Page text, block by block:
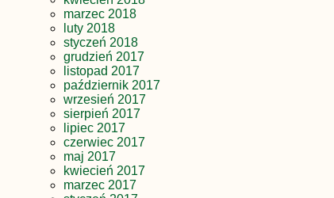
marzec 2018
luty 2018
styczeń 2018
grudzień 2017
listopad 2017
październik 2017
wrzesień 2017
sierpień 2017
lipiec 2017
czerwiec 2017
maj 2017
kwiecień 2017
marzec 2017